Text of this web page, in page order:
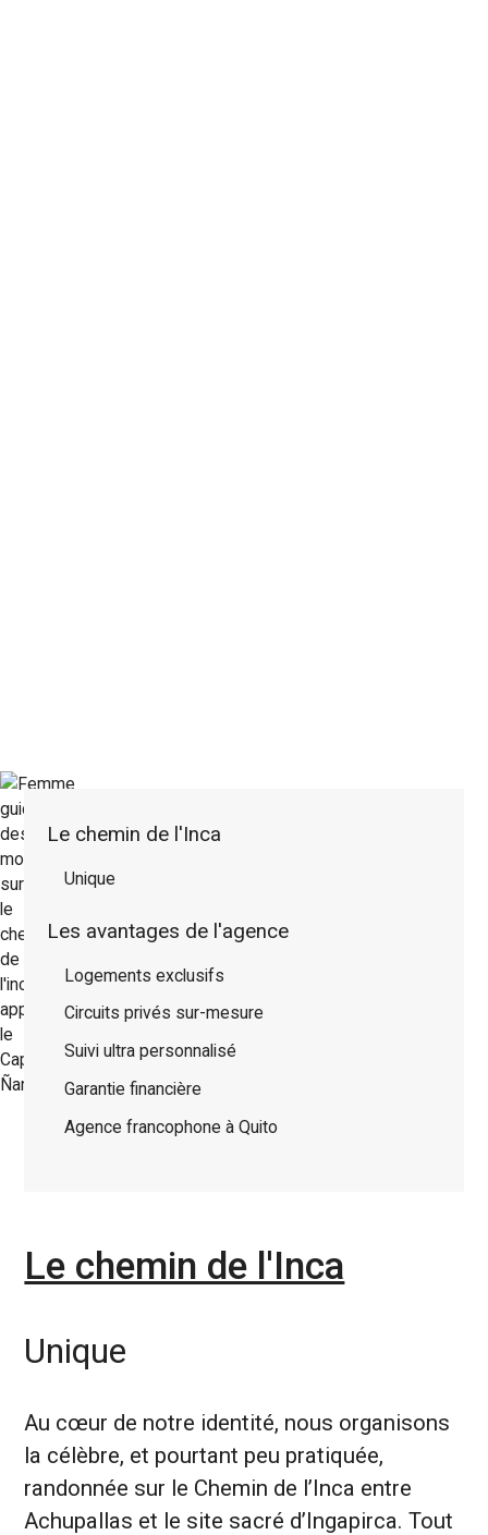
Le chemin de l'Inca
Unique
Les avantages de l'agence
Logements exclusifs
Circuits privés sur-mesure
Suivi ultra personnalisé
Garantie financière
Agence francophone à Quito
Le chemin de l'Inca
Unique
Au cœur de notre identité, nous organisons
la célèbre, et pourtant peu pratiquée,
randonnée sur le Chemin de l’Inca entre
Achupallas et le site sacré d’Ingapirca. Tout